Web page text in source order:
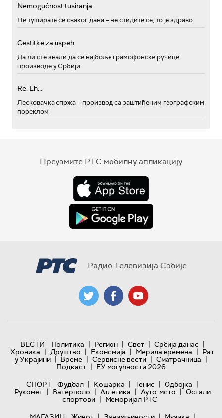
Nemogućnost tusiranja
Не туширате се сваког дана – не стидите се, то је здраво
Cestitke za uspeh
Да ли сте знали да се најбоље грамофонске ручице
производе у Србији
Re: Eh...
Лесковачка спржа – производ са заштићеним географским
пореклом
Преузмите РТС мобилну апликацију
Радио Телевизија Србије
ВЕСТИ Политика | Регион | Свет | Србија данас |
Хроника | Друштво | Економија | Мерила времена | Рат
у Украјини | Време | Сервисне вести | Сматрачница |
Подкаст | ЕУ могућности 2026
СПОРТ
Фудбал | Кошарка | Тенис | Одбојка |
Рукомет | Ватерполо | Атлетика | Ауто-мото | Остали
спортови | Меморијал РТС